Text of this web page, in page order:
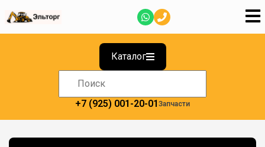
Каталог
+7 (925) 001-20-01 Запчасти